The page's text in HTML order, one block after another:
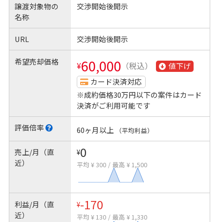
譲渡対象物の
名称
交渉開始後開示
URL 交渉開始後開示
希望売却価格 ¥60,000 （税込）
値下げ
カード決済対応
※成約価格30万円以下の案件はカード
決済がご利用可能です
評価倍率 60ヶ月以上 （平均利益）
売上/月（直
近）
¥0
平均 ¥ 300 / 最高 ¥ 1,500
利益/月（直
近）
¥-170
平均 ¥ 130 / 最高 ¥ 1,330